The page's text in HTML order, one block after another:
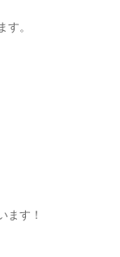
。
ます！